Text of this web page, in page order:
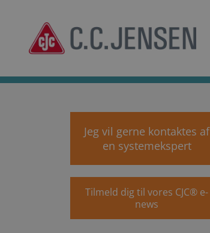
Jeg vil gerne kontaktes af
en systemekspert
Tilmeld dig til vores CJC® e-
news